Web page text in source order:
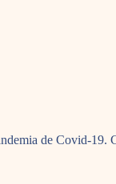
de Covid-